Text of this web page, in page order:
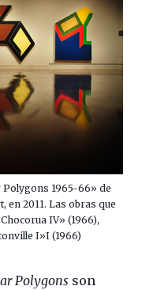
1965-66» de
en 2011. Las obras que
IV» (1966),
I»I (1966)
Polygons son